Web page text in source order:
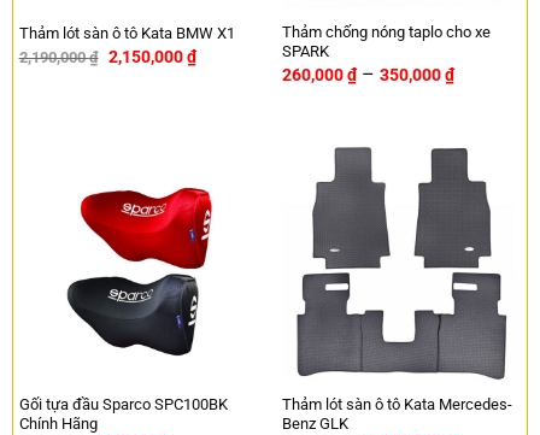
Thảm lót sàn ô tô Kata BMW X1
2,190,000₫ 2,150,000₫
Thảm chống nóng taplo cho xe
SPARK
260,000₫ – 350,000₫
Gối tựa đầu Sparco SPC100BK
Chính Hãng
Thảm lót sàn ô tô Kata Mercedes-
Benz GLK